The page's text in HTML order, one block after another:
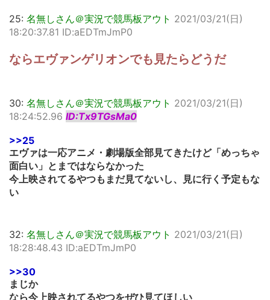
25: 名無しさん＠実況で競馬板アウト 2021/03/21(日)
18:20:37.81 ID:aEDTmJmP0
ならエヴァンゲリオンでも見たらどうだ
30: 名無しさん＠実況で競馬板アウト 2021/03/21(日)
18:24:52.96 ID:Tx9TGsMa0
>>25
エヴァは一応アニメ・劇場版全部見てきたけど「めっちゃ
面白い」とまではならなかった
今上映されてるやつもまだ見てないし、見に行く予定もな
い
32: 名無しさん＠実況で競馬板アウト 2021/03/21(日)
18:28:48.43 ID:aEDTmJmP0
>>30
まじか
なら今上映されてるやつをぜひ見てほしい